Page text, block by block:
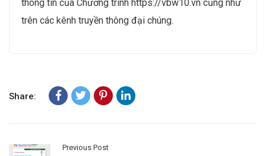
Với xu hướng chuyển dịch sang năng lượng sạch, chú
việc tạo ra những cơ hội việc làm hấp dẫn cho người
kiến thức về kỹ thuật, môi trường, công nghệ, quản lý